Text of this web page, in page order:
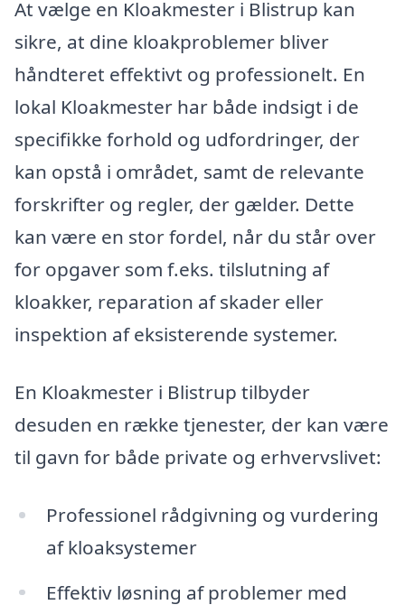
At vælge en Kloakmester i Blistrup kan
sikre, at dine kloakproblemer bliver
håndteret effektivt og professionelt. En
lokal Kloakmester har både indsigt i de
specifikke forhold og udfordringer, der
kan opstå i området, samt de relevante
forskrifter og regler, der gælder. Dette
kan være en stor fordel, når du står over
for opgaver som f.eks. tilslutning af
kloakker, reparation af skader eller
inspektion af eksisterende systemer.
En Kloakmester i Blistrup tilbyder
desuden en række tjenester, der kan være
til gavn for både private og erhvervslivet:
Professionel rådgivning og vurdering
af kloaksystemer
Effektiv løsning af problemer med